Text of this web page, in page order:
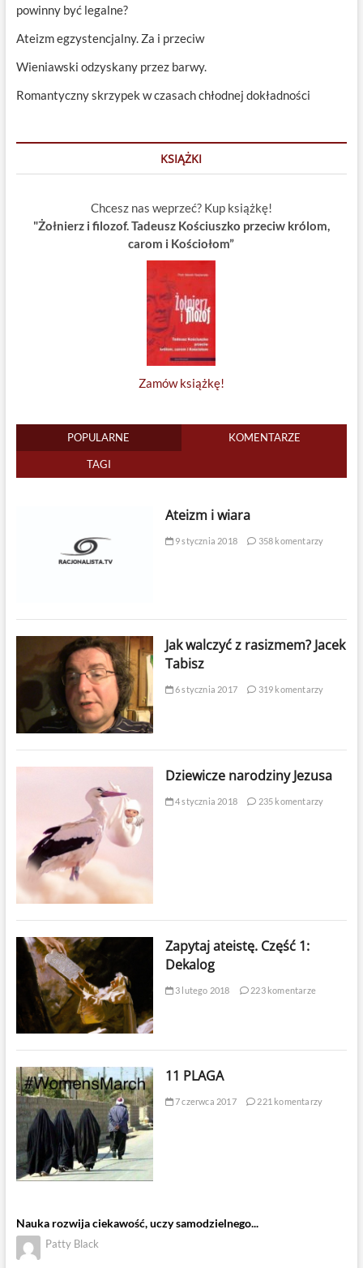
powinny być legalne?
Ateizm egzystencjalny. Za i przeciw
Wieniawski odzyskany przez barwy.
Romantyczny skrzypek w czasach chłodnej dokładności
KSIĄŻKI
Chcesz nas weprzeć? Kup książkę!
"Żołnierz i filozof. Tadeusz Kościuszko przeciw królom,
carom i Kościołom”
Zamów książkę!
POPULARNE KOMENTARZE
TAGI
Ateizm i wiara
9 stycznia 2018 358 komentarzy
Jak walczyć z rasizmem? Jacek
Tabisz
6 stycznia 2017 319 komentarzy
Dziewicze narodziny Jezusa
4 stycznia 2018 235 komentarzy
Zapytaj ateistę. Część 1:
Dekalog
3 lutego 2018 223 komentarze
11 PLAGA
7 czerwca 2017 221 komentarzy
Nauka rozwija ciekawość, uczy samodzielnego...
Patty Black